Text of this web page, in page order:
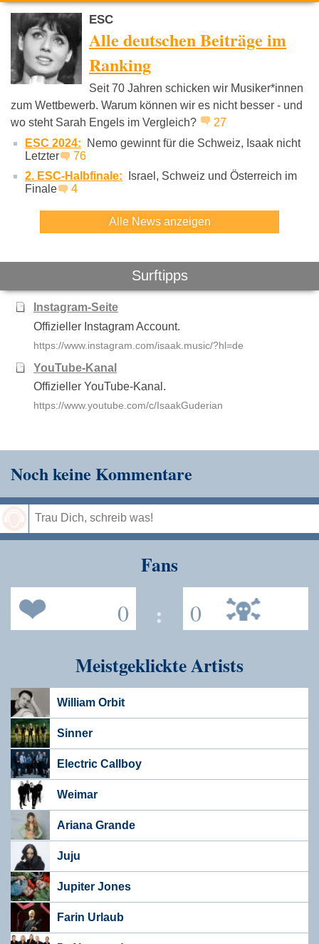
Jupiter Jones Katja Krasavice
ESC
Alle deutschen Beiträge im
Ranking
Seit 70 Jahren schicken wir Musiker*innen
zum Wettbewerb. Warum können wir es nicht besser - und
wo steht Sarah Engels im Vergleich?
27
ESC 2024:
Nemo gewinnt für die Schweiz, Isaak nicht
Letzter
76
2. ESC-Halbfinale:
Israel, Schweiz und Österreich im
Finale
4
Alle News anzeigen
Surftipps
Instagram-Seite
Offizieller Instagram Account.
https://www.instagram.com/isaak.music/?hl=de
YouTube-Kanal
Offizieller YouTube-Kanal.
https://www.youtube.com/c/IsaakGuderian
Noch keine Kommentare
Fans
0 : 0
Meistgeklickte Artists
William Orbit
Sinner
Electric Callboy
Weimar
Ariana Grande
Juju
Jupiter Jones
Farin Urlaub